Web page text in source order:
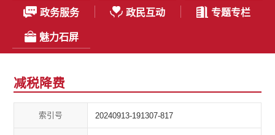
政务服务 政民互动 专题专栏
魅力石屏
减税降费
索引号 20240913-191307-817